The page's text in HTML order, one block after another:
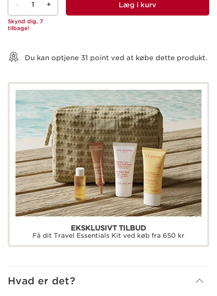
- 1 +
Skynd dig, 7
tilbage!
Læg i kurv
Du kan optjene 31 point ved at købe dette produkt.
EKSKLUSIVT TILBUD
Få dit Travel Essentials Kit ved køb fra 650 kr
Hvad er det?